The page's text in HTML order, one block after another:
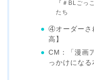
『＃BLご
たち
④オーダーさ
高】
CM：「漫画
っかけになる